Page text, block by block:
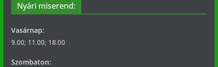
Nyári miserend:
Vasárnap:
9.00; 11.00; 18.00
Szombaton: